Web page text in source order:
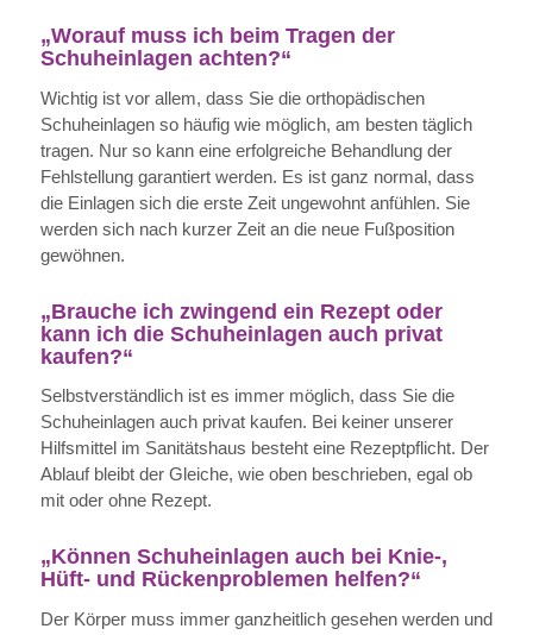
„Worauf muss ich beim Tragen der
Schuheinlagen achten?“
Wichtig ist vor allem, dass Sie die orthopädischen
Schuheinlagen so häufig wie möglich, am besten täglich
tragen. Nur so kann eine erfolgreiche Behandlung der
Fehlstellung garantiert werden. Es ist ganz normal, dass
die Einlagen sich die erste Zeit ungewohnt anfühlen. Sie
werden sich nach kurzer Zeit an die neue Fußposition
gewöhnen.
„Brauche ich zwingend ein Rezept oder
kann ich die Schuheinlagen auch privat
kaufen?“
Selbstverständlich ist es immer möglich, dass Sie die
Schuheinlagen auch privat kaufen. Bei keiner unserer
Hilfsmittel im Sanitätshaus besteht eine Rezeptpflicht. Der
Ablauf bleibt der Gleiche, wie oben beschrieben, egal ob
mit oder ohne Rezept.
„Können Schuheinlagen auch bei Knie-,
Hüft- und Rückenproblemen helfen?“
Der Körper muss immer ganzheitlich gesehen werden und